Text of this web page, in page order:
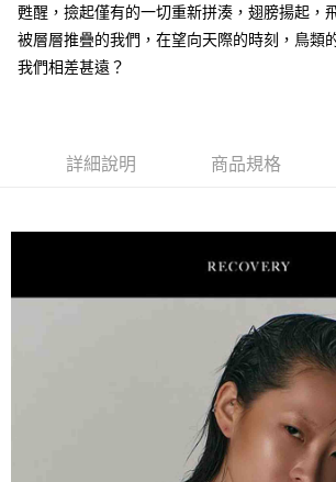
匯豐（台灣）商業銀行
華泰商業銀
聯邦商業銀行
遠東國際商
元大商業銀行
街口支付
悠遊付
【關於「AFTEE先享後付」】
AFTEE先享後付是「在收到商品之後才付款」的支付
２．便利：只要手機號碼，簡訊認證，即可結帳。
【「AFTEE先享後付」結帳流程】
１．於結帳方式選擇「AFTEE先享後付」後，將跳轉
結帳頁面，進行簡訊認證並確認金額後，即可完成結
２．訂單成立數日內，您將收到繳費通知簡訊。
３．收到繳費通知簡訊後14天內，點擊此簡訊中的連
ATM／網路銀行／等多元方式進行付款，方視為交易
※ 請注意：結帳手續完成當下不需立刻繳費，但若您
購買商品的店家。未經商家同意取消之訂單仍視為有
※ 交易是否成功請以「AFTEE先享後付 」之結帳頁
ATM付款
每筆NT$60，滿NT$1,500(含以上)免運費
每筆NT$60，滿NT$1,500(含以上)免運費
每筆NT$100，滿NT$2,000(含以上)免運費
甦醒，撿起僅有的一切重新拼湊，翅膀揚起，
被層層推疊的我們，在望向天際的時刻，鳥類
我們相差甚遠？
詳細說明 商品規格